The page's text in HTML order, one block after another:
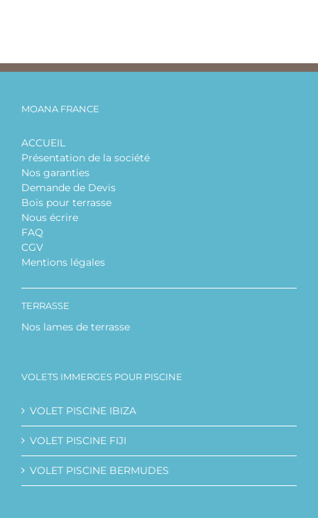
MOANA FRANCE
ACCUEIL
Présentation de la société
Nos garanties
Demande de Devis
Bois pour terrasse
Nous écrire
FAQ
CGV
Mentions légales
TERRASSE
Nos lames de terrasse
VOLETS IMMERGES POUR PISCINE
VOLET PISCINE IBIZA
VOLET PISCINE FIJI
VOLET PISCINE BERMUDES